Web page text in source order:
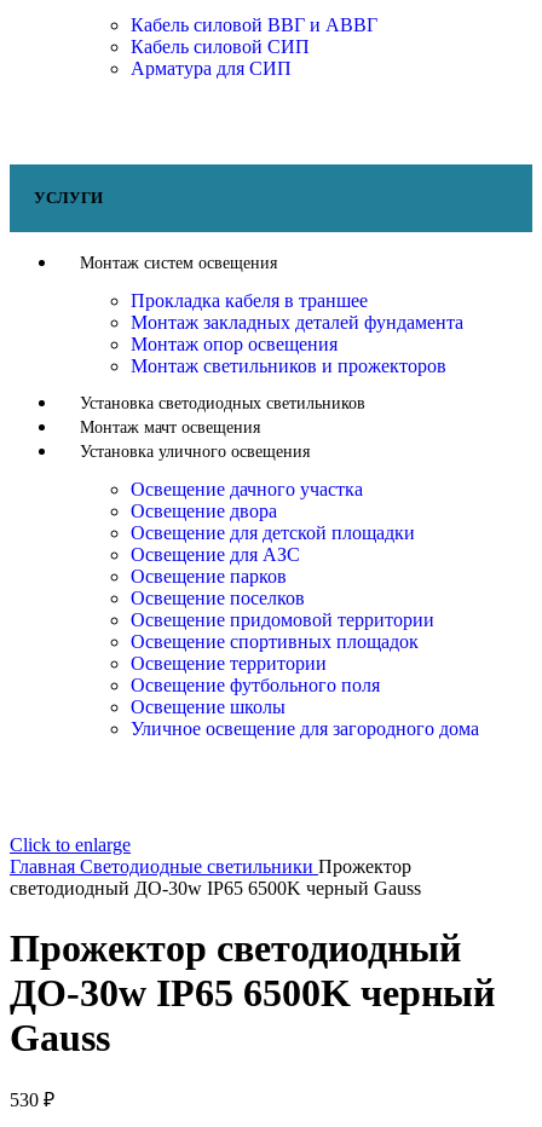
Кабель силовой ВВГ и АВВГ
Кабель силовой СИП
Арматура для СИП
УСЛУГИ
Монтаж систем освещения
Прокладка кабеля в траншее
Монтаж закладных деталей фундамента
Монтаж опор освещения
Монтаж светильников и прожекторов
Установка светодиодных светильников
Монтаж мачт освещения
Установка уличного освещения
Освещение дачного участка
Освещение двора
Освещение для детской площадки
Освещение для АЗС
Освещение парков
Освещение поселков
Освещение придомовой территории
Освещение спортивных площадок
Освещение территории
Освещение футбольного поля
Освещение школы
Уличное освещение для загородного дома
Click to enlarge
Главная Светодиодные светильники Прожектор
светодиодный ДО-30w IP65 6500K черный Gauss
Прожектор светодиодный
ДО-30w IP65 6500K черный
Gauss
530 ₽